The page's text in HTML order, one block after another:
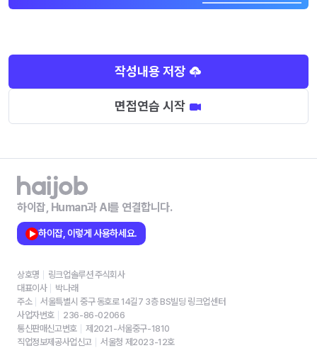
작성내용 저장
면접연습 시작
하이잡, Human과 AI를 연결합니다.
하이잡, 이렇게 사용하세요.
상호명
링크업솔루션 주식회사
대표이사
박나래
주소
서울특별시 중구 동호로 14길7 3층 BS빌딩 링크업센터
사업자번호
236-86-02066
통신판매신고번호
제2021-서울중구-1810
직업정보제공사업신고
서울청 제2023-12호